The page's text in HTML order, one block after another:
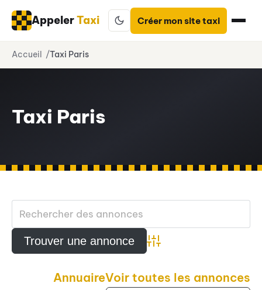
Aller
AppelerTaxi Créer mon site taxi
Accueil Taxi Paris
Taxi Paris
Advanced Search
AnnuaireVoir toutes les annonces